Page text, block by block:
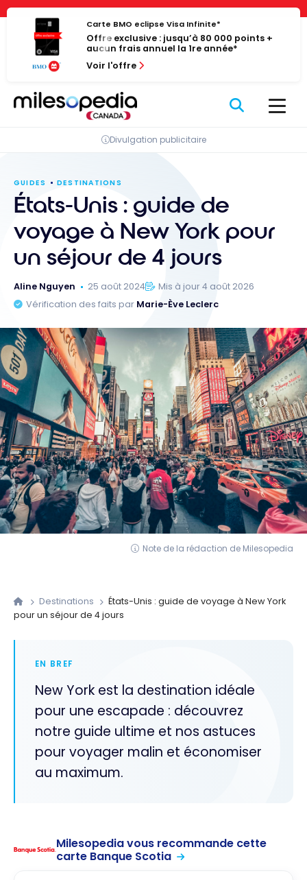
Panneau de gestion des cookies
Passer
contenu
Carte BMO eclipse Visa Infinite*
Offre exclusive : jusqu’à 80 000 points +
aucun frais annuel la 1re année*
Voir l'offre
Divulgation publicitaire
GUIDES DESTINATIONS
États-Unis : guide de
voyage à New York pour
un séjour de 4 jours
Aline Nguyen 25 août 2024
Mis à jour 4 août 2026
Vérification des faits par Marie-Ève Leclerc
Note de la rédaction de Milesopedia
Destinations
États-Unis : guide de voyage à New York
pour un séjour de 4 jours
EN BREF
New York est la destination idéale
pour une escapade : découvrez
notre guide ultime et nos astuces
pour voyager malin et économiser
au maximum.
Milesopedia vous recommande cette
carte Banque Scotia